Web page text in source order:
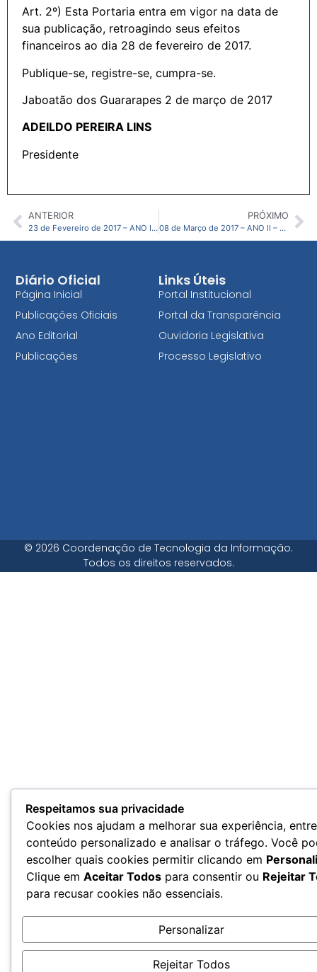
Art. 2º) Esta Portaria entra em vigor na data de
sua publicação, retroagindo seus efeitos
financeiros ao dia 28 de fevereiro de 2017.
Publique-se, registre-se, cumpra-se.
Jaboatão dos Guararapes 2 de março de 2017
ADEILDO PEREIRA LINS
Presidente
ANTERIOR
23 de Fevereiro de 2017 – ANO II – N°13 – CMJG
PRÓXIMO
08 de Março de 2017 – ANO II – N°15 – CMJG
Links Úteis
Portal Institucional
Portal da Transparência
Ouvidoria Legislativa
Processo Legislativo
Diário Oficial
Página Inicial
Publicações Oficiais
Ano Editorial
Publicações
© 2026 Coordenação de Tecnologia da Informação.
Todos os direitos reservados.
Respeitamos sua privacidade
Cookies nos ajudam a melhorar sua experiência,
conteúdo personalizado e analisar o tráfego. Você
escolher quais cookies permitir clicando em
Clique em Aceitar Todos para consentir ou Rejeitar
para recusar cookies não essenciais.
Personalizar
Rejeitar Todos